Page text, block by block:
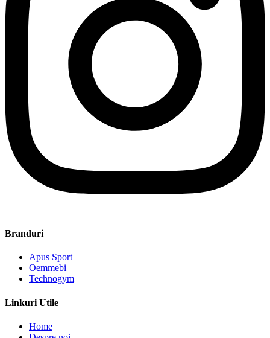
Branduri
Apus Sport
Oemmebi
Technogym
Linkuri Utile
Home